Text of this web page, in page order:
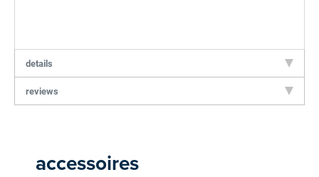
details
reviews
accessoires